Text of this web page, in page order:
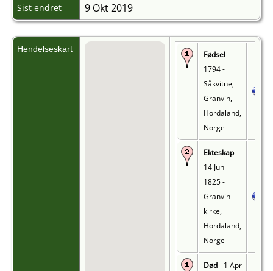
Sist endret 9 Okt 2019
Hendelseskart
Fødsel-
1794 -
Såkvitne,
Granvin,
Hordaland,
Norge
Ekteskap-
14 Jun
1825 -
Granvin
kirke,
Hordaland,
Norge
Død- 1 Apr